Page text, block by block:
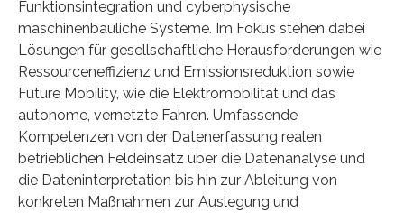
Funktionsintegration und cyberphysische
maschinenbauliche Systeme. Im Fokus stehen dabei
Lösungen für gesellschaftliche Herausforderungen wie
Ressourceneffizienz und Emissionsreduktion sowie
Future Mobility, wie die Elektromobilität und das
autonome, vernetzte Fahren. Umfassende
Kompetenzen von der Datenerfassung realen
betrieblichen Feldeinsatz über die Datenanalyse und
die Dateninterpretation bis hin zur Ableitung von
konkreten Maßnahmen zur Auslegung und